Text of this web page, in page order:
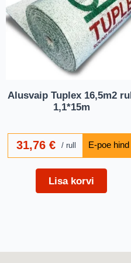
Alusvaip Tuplex 16,5m2 rull
1,1*15m
31,76 € rull
Lisa korvi